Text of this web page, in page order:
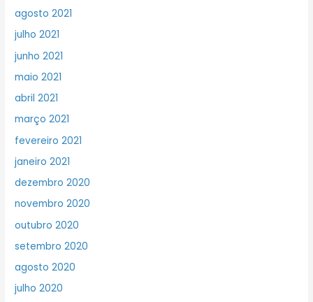
agosto 2021
julho 2021
junho 2021
maio 2021
abril 2021
março 2021
fevereiro 2021
janeiro 2021
dezembro 2020
novembro 2020
outubro 2020
setembro 2020
agosto 2020
julho 2020